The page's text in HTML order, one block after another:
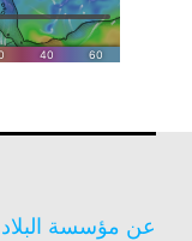
عن مؤسسة البلاد